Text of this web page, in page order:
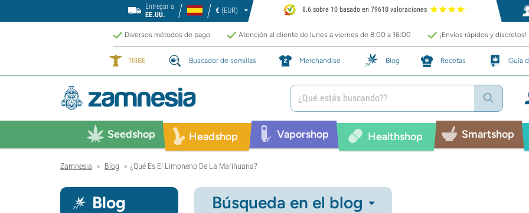
Entregar a
EE.UU.
€ (EUR) 8.6 sobre 10 basado en 79618 valoraciones
Diversos métodos de pago Atención al cliente de lunes a viernes de 8:00 a 16:00 ¡Envíos rápidos y discretos!
TRIBE Buscador de semillas Merchandise Blog Recetas Guía
Seedshop Headshop Vaporshop Healthshop Smartshop
Zamnesia > Blog > ¿Qué Es El Limoneno De La Marihuana?
Blog Búsqueda en el blog